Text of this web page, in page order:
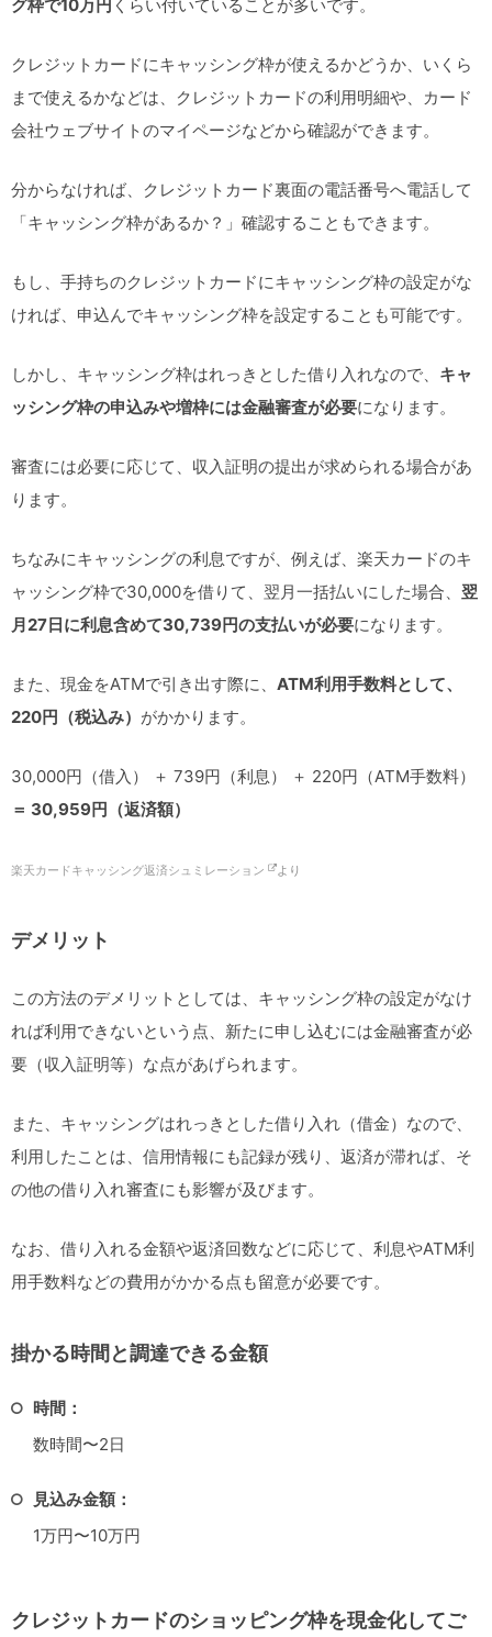
グ枠で10万円 くらい付いていることが多いです。
クレジットカードにキャッシング枠が使えるかどうか、いくら
まで使えるかなどは、クレジットカードの利用明細や、カード
会社ウェブサイトのマイページなどから確認ができます。
分からなければ、クレジットカード裏面の電話番号へ電話して
「キャッシング枠があるか？」確認することもできます。
もし、手持ちのクレジットカードにキャッシング枠の設定がな
ければ、申込んでキャッシング枠を設定することも可能です。
しかし、キャッシング枠はれっきとした借り入れなので、 キャ
ッシング枠の申込みや増枠には金融審査が必要になります。
審査には必要に応じて、収入証明の提出が求められる場合があ
ります。
ちなみにキャッシングの利息ですが、例えば、楽天カードのキ
ャッシング枠で30,000を借りて、翌月一括払いにした場合、 翌
月27日に利息含めて​​30,739円の支払いが必要になります。
また、現金をATMで引き出す際に、 ATM利用手数料として、
220円（税込み） がかかります。
30,000円（借入） ＋ 739円（利息） ＋ 220円（ATM手数料）
＝ 30,959円（返済額）
楽天カードキャッシング返済シュミレーション より
デメリット
この方法のデメリットとしては、キャッシング枠の設定がなけ
れば利用できないという点、新たに申し込むには金融審査が必
要（収入証明等）な点があげられます。
また、キャッシングはれっきとした借り入れ（借金）なので、
利用したことは、信用情報にも記録が残り、返済が滞れば、そ
の他の借り入れ審査にも影響が及びます。
なお、借り入れる金額や返済回数などに応じて、利息やATM利
用手数料などの費用がかかる点も留意が必要です。
掛かる時間と調達できる金額
時間：
数時間〜2日
見込み金額：
1万円〜10万円
クレジットカードのショッピング枠を現金化してご